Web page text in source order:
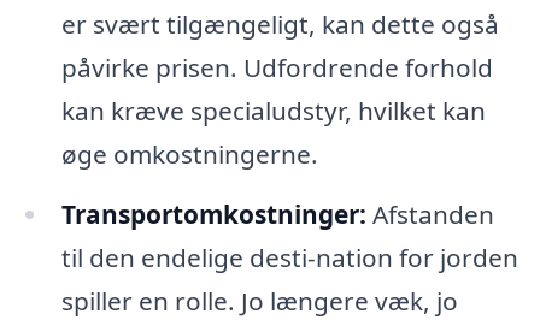
er svært tilgængeligt, kan dette også
påvirke prisen. Udfordrende forhold
kan kræve specialudstyr, hvilket kan
øge omkostningerne.
Transportomkostninger: Afstanden
til den endelige desti-nation for jorden
spiller en rolle. Jo længere væk, jo